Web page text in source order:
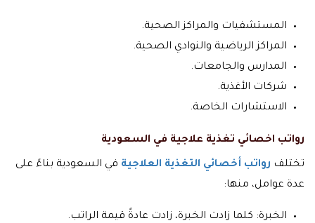
المستشفيات والمراكز الصحية.
المراكز الرياضية والنوادي الصحية.
المدارس والجامعات.
شركات الأغذية.
الاستشارات الخاصة.
رواتب اخصائي تغذية علاجية في السعودية
تختلف رواتب أخصائي التغذية العلاجية في السعودية بناءً على
عدة عوامل، منها:
الخبرة: كلما زادت الخبرة، زادت عادةً قيمة الراتب.